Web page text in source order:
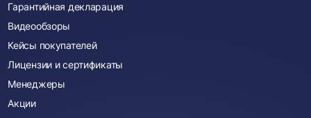
Гарантийная декларация
Видеообзоры
Кейсы покупателей
Лицензии и сертификаты
Менеджеры
Акции